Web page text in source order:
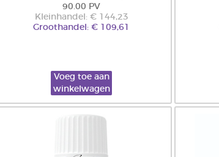
90.00 PV
Kleinhandel: € 144,23
Groothandel: € 109,61
Voeg toe aan
winkelwagen